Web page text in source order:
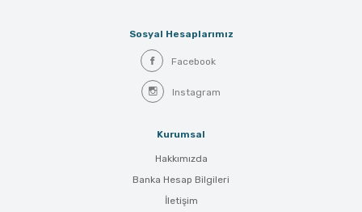
Sosyal Hesaplarımız
Facebook
Instagram
Kurumsal
Hakkımızda
Banka Hesap Bilgileri
İletişim